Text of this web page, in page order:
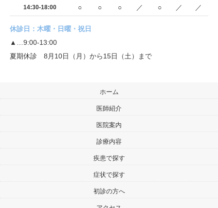
14:30-18:00 ○ ○ ○ ／ ○ ／ ／
休診日：木曜・日曜・祝日
▲…9:00-13:00
夏期休診 8月10日（月）から15日（土）まで
ホーム
医師紹介
医院案内
診療内容
疾患で探す
症状で探す
初診の方へ